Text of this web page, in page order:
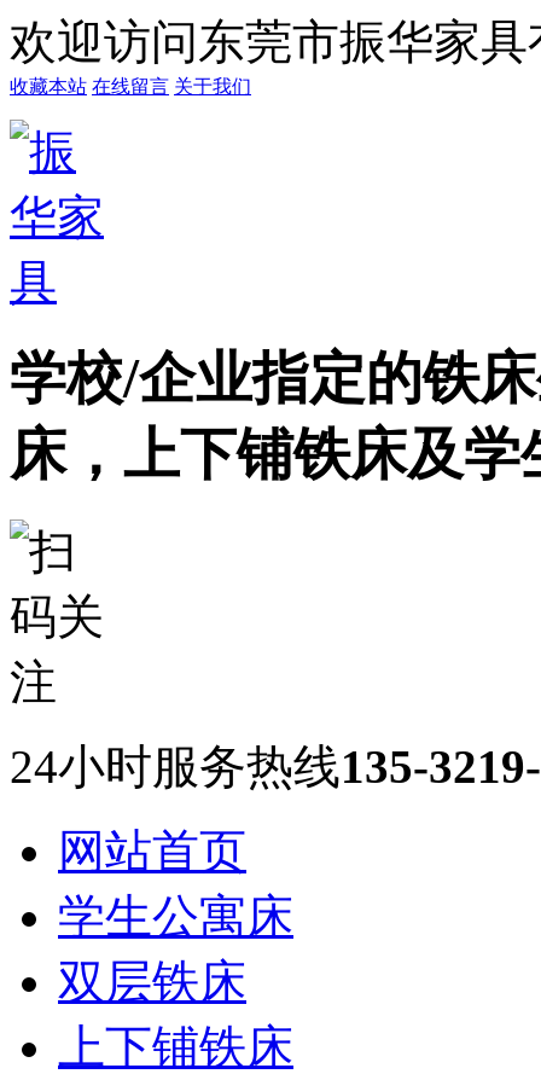
欢迎访问东莞市振华家
收藏本站 在线留言 关于我们
学校/企业指定的铁
床，上下铺铁床及
24小时服务热线135-
网站首页
学生公寓床
双层铁床
上下铺铁床